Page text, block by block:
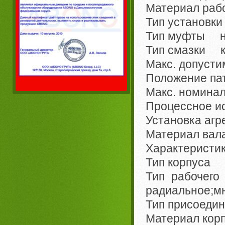
Материал
Тип
Тип муфты
Тип смазки
Макс.
Положение
Макс.
Процессное
Установка
Материал
Тип корпуса
Тип
Тип
Материал